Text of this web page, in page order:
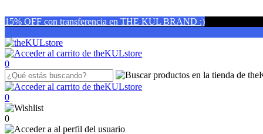
15% OFF con transferencia en THE KUL BRAND :)
0
0
0